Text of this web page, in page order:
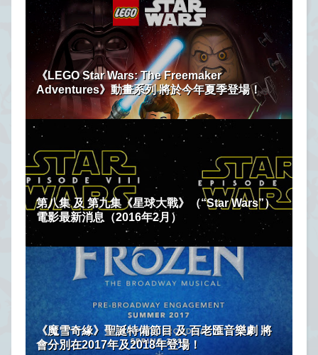
《LEGO Star Wars: The Freemaker
Adventures》動畫系列 將於今年夏季登場！
第八集 及 第九集《星球大戰》（“Star Wars”）
電影最新消息（2016年2月）
《魔雪奇緣》聖誕特備節目 及 百老匯音樂劇 將
會分別在2017年及2018年登場！